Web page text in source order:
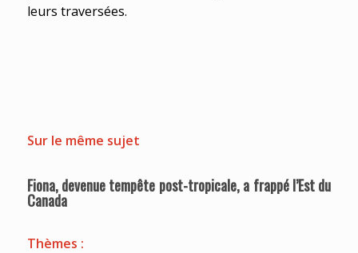
leurs traversées.
Sur le même sujet
Fiona, devenue tempête post-tropicale, a frappé l’Est du
Canada
Thèmes :